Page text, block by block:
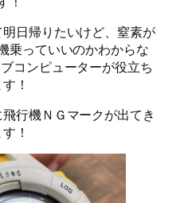
日帰りたいけど、窒素が
乗っていいのかわからな
コンピューターが役立ち
！
行機ＮＧマークが出てき
！